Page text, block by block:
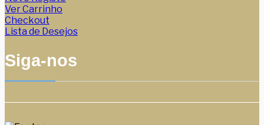
Ver Carrinho
Checkout
Lista de Desejos
Siga-nos